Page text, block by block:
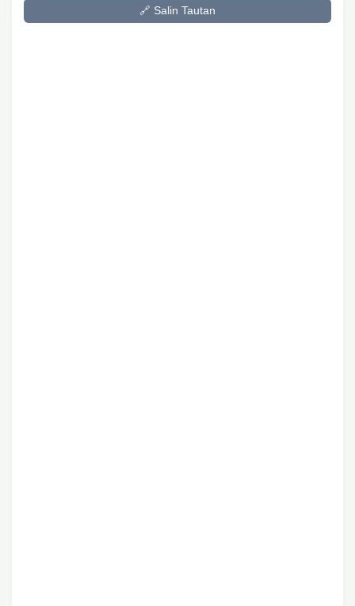
🔗 Salin Tautan